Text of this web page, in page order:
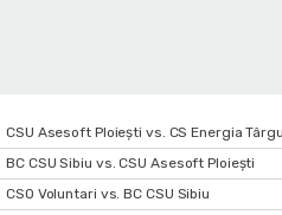
CSU Asesoft Ploiești vs. CS Energia
BC CSU Sibiu vs. CSU Asesoft Ploiești
CSO Voluntari vs. BC CSU Sibiu